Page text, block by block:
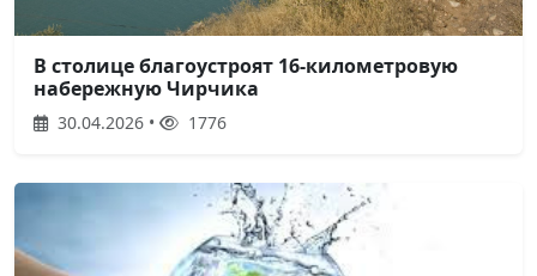
В столице благоустроят 16-километровую
набережную Чирчика
30.04.2026 • 1776